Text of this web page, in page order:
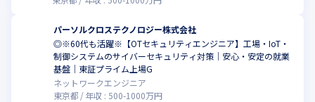
パーソルクロステクノロジー株式会社
◎※60代も活躍※【OTセキュリティエンジニア】工場・IoT・
制御システムのサイバーセキュリティ対策｜安心・安定の就業
基盤｜東証プライム上場G
ネットワークエンジニア
東京都
年収 :500-1000万円